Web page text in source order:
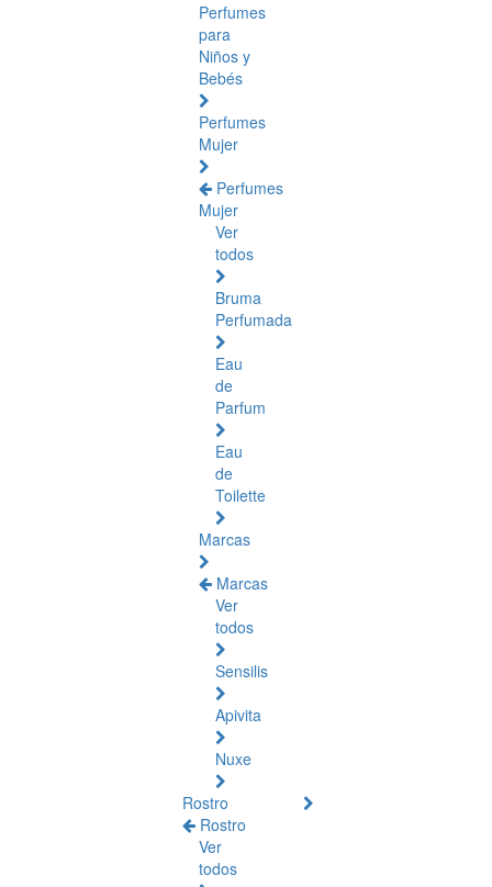
Perfumes
para
Niños y
Bebés
Perfumes
Mujer
Perfumes
Mujer
Ver
todos
Bruma
Perfumada
Eau
de
Parfum
Eau
de
Toilette
Marcas
Marcas
Ver
todos
Sensilis
Apivita
Nuxe
Rostro
Rostro
Ver
todos